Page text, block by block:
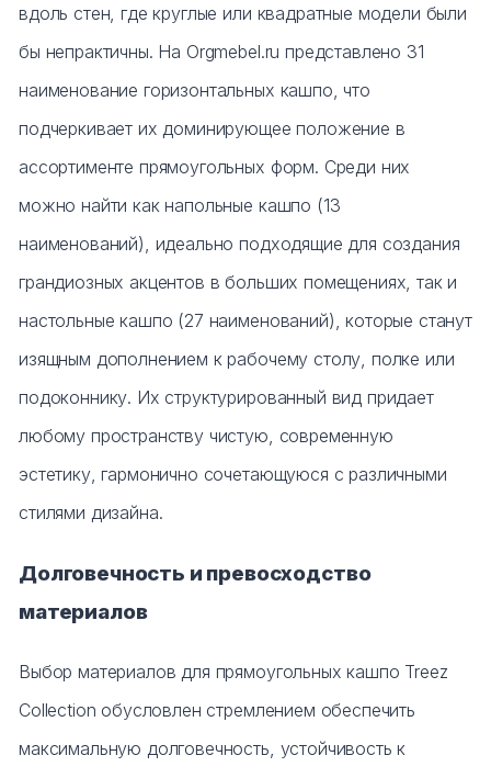
вдоль стен, где круглые или квадратные модели были
бы непрактичны. На Orgmebel.ru представлено 31
наименование горизонтальных кашпо, что
подчеркивает их доминирующее положение в
ассортименте прямоугольных форм. Среди них
можно найти как напольные кашпо (13
наименований), идеально подходящие для создания
грандиозных акцентов в больших помещениях, так и
настольные кашпо (27 наименований), которые станут
изящным дополнением к рабочему столу, полке или
подоконнику. Их структурированный вид придает
любому пространству чистую, современную
эстетику, гармонично сочетающуюся с различными
стилями дизайна.
Долговечность и превосходство
материалов
Выбор материалов для прямоугольных кашпо Treez
Collection обусловлен стремлением обеспечить
максимальную долговечность, устойчивость к